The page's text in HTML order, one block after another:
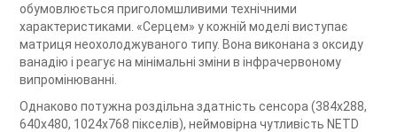
обумовлюється приголомшливими технічними
характеристиками. «Серцем» у кожній моделі виступає
матриця неохолоджуваного типу. Вона виконана з оксиду
ванадію і реагує на мінімальні зміни в інфрачервоному
випромінюванні.
Однаково потужна роздільна здатність сенсора (384х288,
640х480, 1024х768 пікселів), неймовірна чутливість NETD